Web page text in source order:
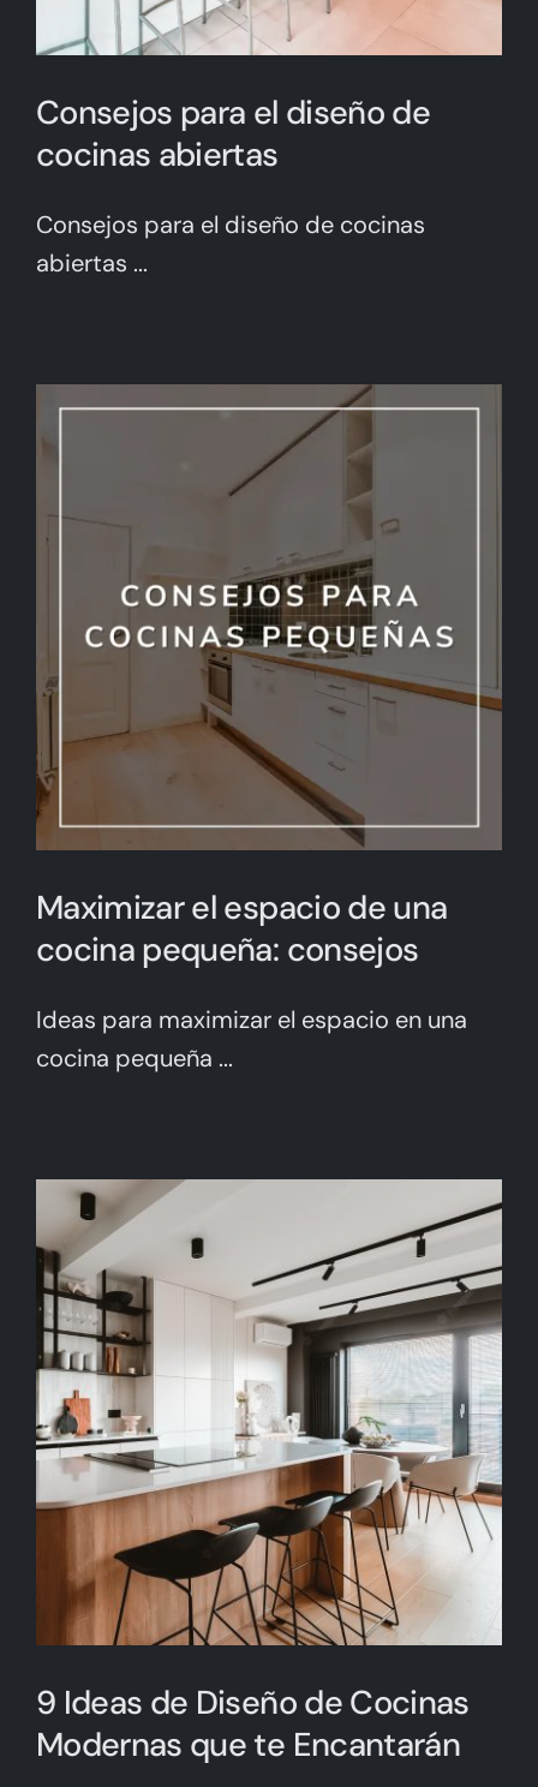
Consejos para el diseño de
cocinas abiertas
Consejos para el diseño de cocinas
abiertas ...
Maximizar el espacio de una
cocina pequeña: consejos
Ideas para maximizar el espacio en una
cocina pequeña ...
9 Ideas de Diseño de Cocinas
Modernas que te Encantarán